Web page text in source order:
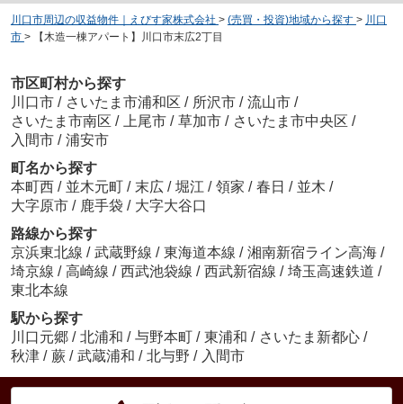
川口市周辺の収益物件｜えびす家株式会社 > (売買・投資)地域から探す > 川口
市 > 【木造一棟アパート】川口市末広2丁目
市区町村から探す
川口市 / さいたま市浦和区 / 所沢市 / 流山市 /
さいたま市南区 / 上尾市 / 草加市 / さいたま市中央区 /
入間市 / 浦安市
町名から探す
本町西 / 並木元町 / 末広 / 堀江 / 領家 / 春日 / 並木 /
大字原市 / 鹿手袋 / 大字大谷口
路線から探す
京浜東北線 / 武蔵野線 / 東海道本線 / 湘南新宿ライン高海 /
埼京線 / 高崎線 / 西武池袋線 / 西武新宿線 / 埼玉高速鉄道 /
東北本線
駅から探す
川口元郷 / 北浦和 / 与野本町 / 東浦和 / さいたま新都心 /
秋津 / 蕨 / 武蔵浦和 / 北与野 / 入間市